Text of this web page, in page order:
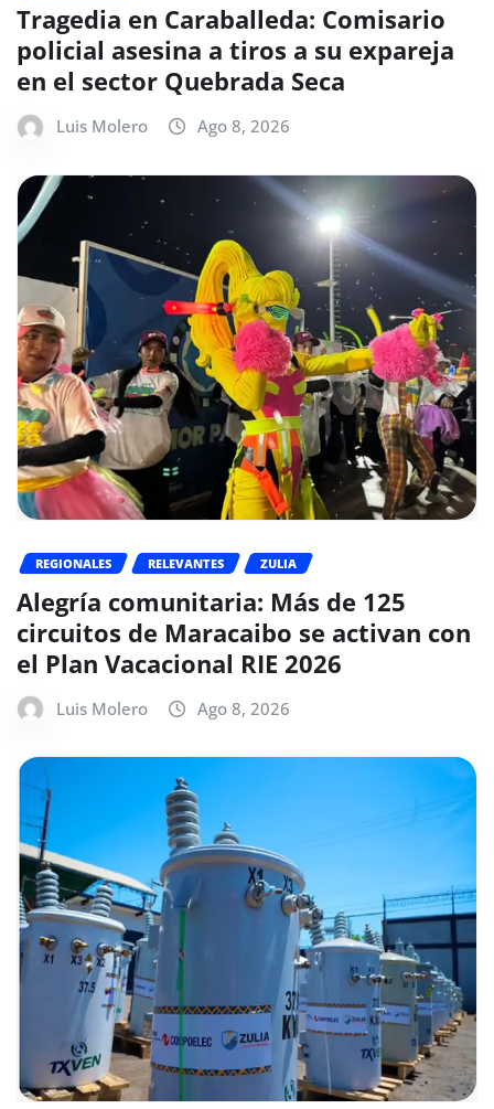
Tragedia en Caraballeda: Comisario
policial asesina a tiros a su expareja
en el sector Quebrada Seca
Luis Molero Ago 8, 2026
REGIONALES RELEVANTES ZULIA
Alegría comunitaria: Más de 125
circuitos de Maracaibo se activan con
el Plan Vacacional RIE 2026
Luis Molero Ago 8, 2026